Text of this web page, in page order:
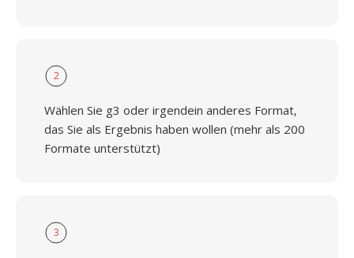
2
Wählen Sie g3 oder irgendein anderes Format,
das Sie als Ergebnis haben wollen (mehr als 200
Formate unterstützt)
3